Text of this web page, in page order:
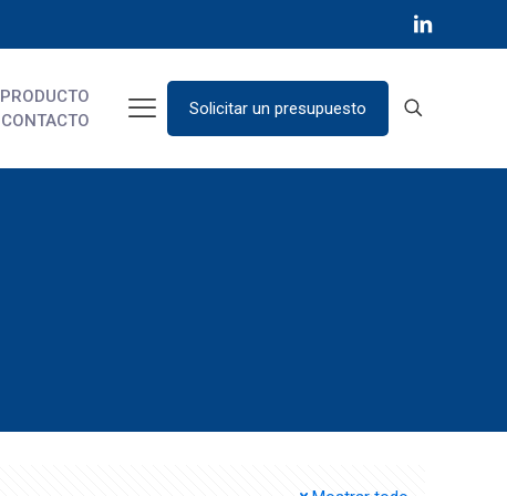
PRODUCTO
CONTACTO
Solicitar un presupuesto